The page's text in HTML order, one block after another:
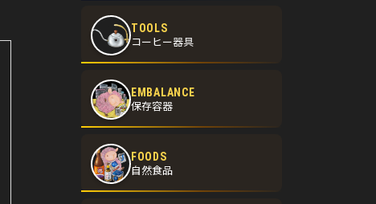
TOOLS
コーヒー器具
EMBALANCE
保存容器
FOODS
自然食品